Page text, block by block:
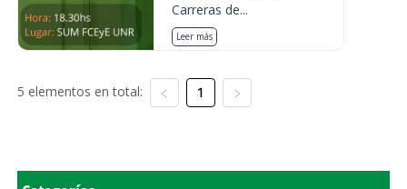
Carreras de...
Leer más
5 elementos en total: 1